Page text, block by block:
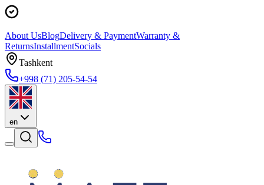
About UsBlogDelivery & PaymentWarranty &
ReturnsInstallmentSocials
Tashkent
+998 (71) 205-54-54
en